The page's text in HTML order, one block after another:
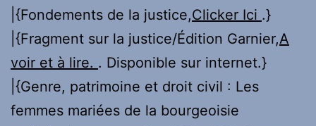
|{Fondements de la justice,Clicker Ici .}
|{Fragment sur la justice/Édition Garnier,A
voir et à lire. . Disponible sur internet.}
|{Genre, patrimoine et droit civil : Les
femmes mariées de la bourgeoisie